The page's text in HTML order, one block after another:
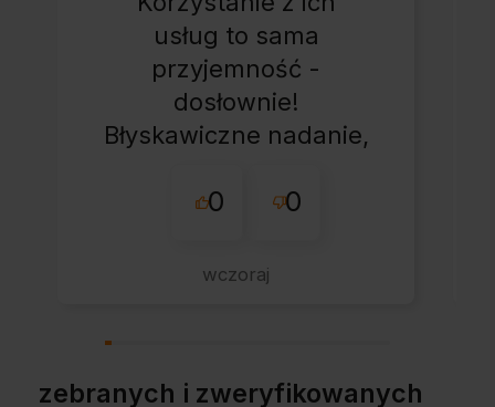
usług to sama
przyjemność -
dosłownie!
Błyskawiczne nadanie,
starannie
dodatkiem:-) Jakim?
0 0
wczoraj
zebranych i zweryfikowanych